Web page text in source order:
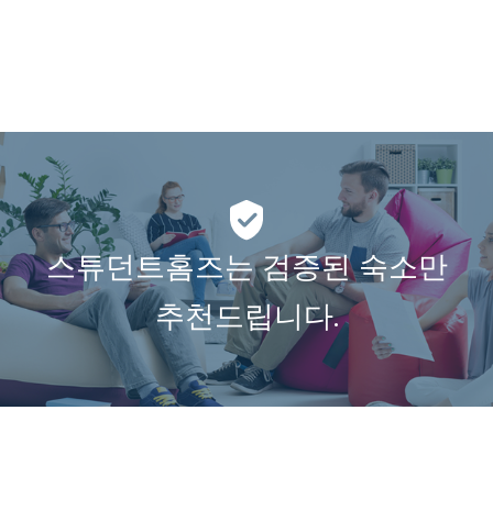
스튜던트홈즈는 검증된 숙소만
추천드립니다.